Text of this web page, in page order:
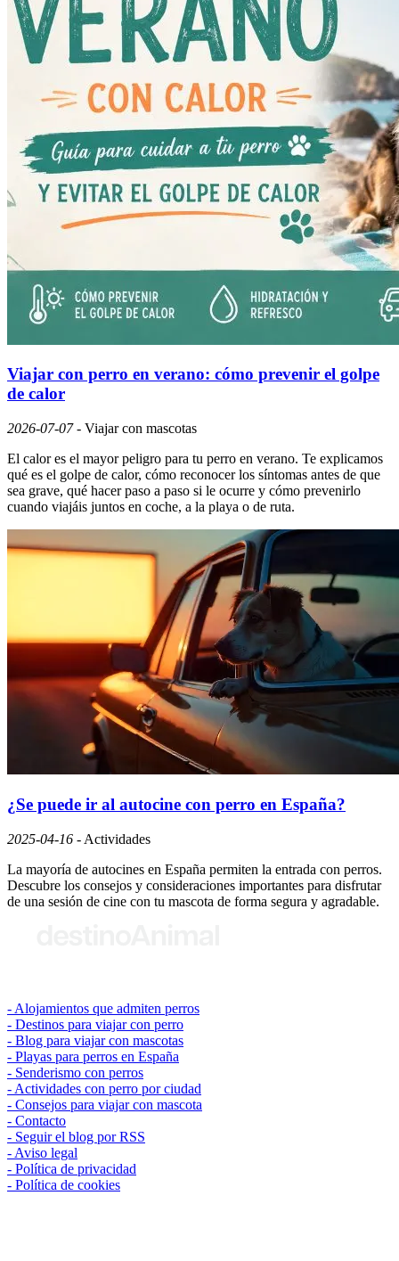
Viajar con perro en verano: cómo prevenir el golpe
de calor
2026-07-07 - Viajar con mascotas
El calor es el mayor peligro para tu perro en verano. Te explicamos
qué es el golpe de calor, cómo reconocer los síntomas antes de que
sea grave, qué hacer paso a paso si le ocurre y cómo prevenirlo
cuando viajáis juntos en coche, a la playa o de ruta.
¿Se puede ir al autocine con perro en España?
2025-04-16 - Actividades
La mayoría de autocines en España permiten la entrada con perros.
Descubre los consejos y consideraciones importantes para disfrutar
de una sesión de cine con tu mascota de forma segura y agradable.
Alojamientos que admiten perros
Destinos para viajar con perro
Blog para viajar con mascotas
Playas para perros en España
Senderismo con perros
Actividades con perro por ciudad
Consejos para viajar con mascota
Contacto
Seguir el blog por RSS
Aviso legal
Política de privacidad
Política de cookies